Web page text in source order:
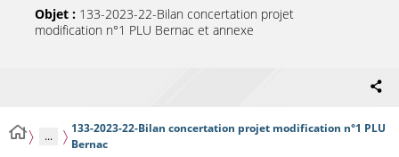
Objet : 133-2023-22-Bilan concertation projet
modification n°1 PLU Bernac et annexe
...
133-2023-22-Bilan concertation projet modification n°1 PLU
Bernac